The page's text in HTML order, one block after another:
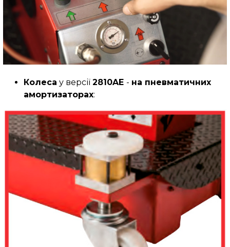
Колеса у версії 2810AE - на пневматичних
амортизаторах: